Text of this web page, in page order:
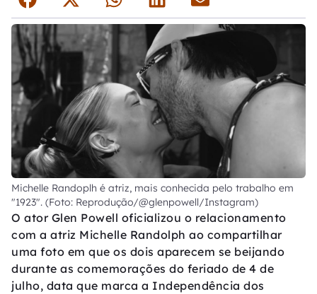
Michelle Randoplh é atriz, mais conhecida pelo trabalho em
"1923". (Foto: Reprodução/@glenpowell/Instagram)
O ator Glen Powell oficializou o relacionamento
com a atriz Michelle Randolph ao compartilhar
uma foto em que os dois aparecem se beijando
durante as comemorações do feriado de 4 de
julho, data que marca a Independência dos